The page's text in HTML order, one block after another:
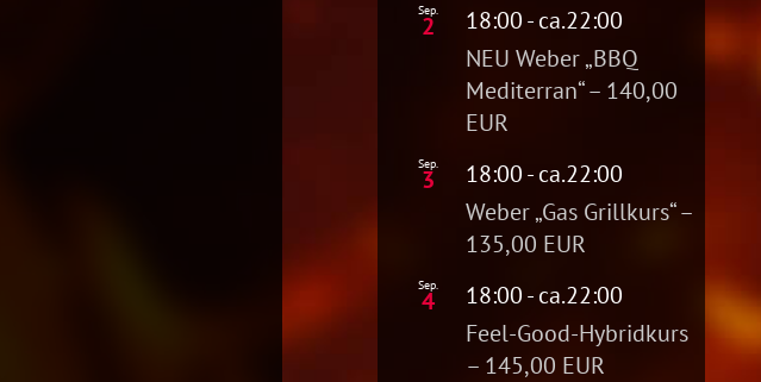
Sep.
2 18:00 - ca.22:00
NEU Weber „BBQ
Mediterran“ – 140,00
EUR
Sep.
3 18:00 - ca.22:00
Weber „Gas Grillkurs“ –
135,00 EUR
Sep.
4 18:00 - ca.22:00
Feel-Good-Hybridkurs
– 145,00 EUR